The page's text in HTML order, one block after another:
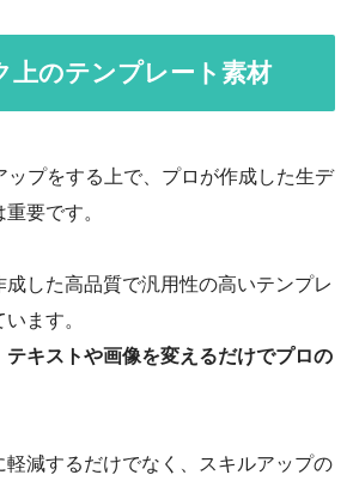
上のテンプレート素材
ップをする上で、プロが作成した生デ
要です。
した高品質で汎用性の高いテンプレ
ます。
テキストや画像を変えるだけでプロの
軽減するだけでなく、スキルアップの